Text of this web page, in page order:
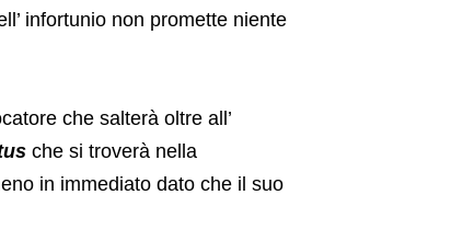
infortunio non promette niente
che salterà oltre all’
che si troverà nella
in immediato dato che il suo